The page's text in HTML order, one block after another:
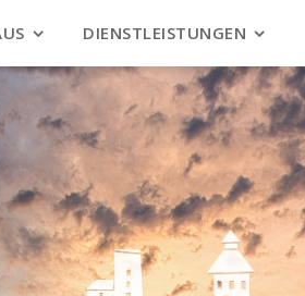
DIENSTLEISTUNGEN